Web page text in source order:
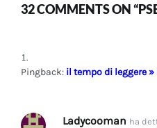
32 COMMENTS ON
Pingback: il tempo di leggere
Ladycooman ha